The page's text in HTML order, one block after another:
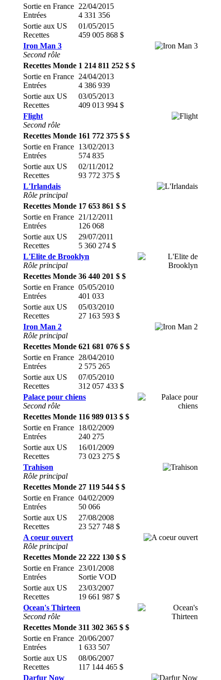
Sortie en France
Entrées
22/04/2015
4 331 356
Sortie aux US
Recettes
01/05/2015
459 005 868 $
Iron Man 3
Second rôle
Recettes Monde 1 214 811 252 $ $
Sortie en France
Entrées
24/04/2013
4 386 939
Sortie aux US
Recettes
03/05/2013
409 013 994 $
Flight
Second rôle
Recettes Monde 161 772 375 $ $
Sortie en France
Entrées
13/02/2013
574 835
Sortie aux US
Recettes
02/11/2012
93 772 375 $
L'Irlandais
Rôle principal
Recettes Monde 17 653 861 $ $
Sortie en France
Entrées
21/12/2011
126 068
Sortie aux US
Recettes
29/07/2011
5 360 274 $
L'Elite de Brooklyn
Rôle principal
Recettes Monde 36 440 201 $ $
Sortie en France
Entrées
05/05/2010
401 033
Sortie aux US
Recettes
05/03/2010
27 163 593 $
Iron Man 2
Rôle principal
Recettes Monde 621 681 076 $ $
Sortie en France
Entrées
28/04/2010
2 575 265
Sortie aux US
Recettes
07/05/2010
312 057 433 $
Palace pour chiens
Second rôle
Recettes Monde 116 989 013 $ $
Sortie en France
Entrées
18/02/2009
240 275
Sortie aux US
Recettes
16/01/2009
73 023 275 $
Trahison
Rôle principal
Recettes Monde 27 119 544 $ $
Sortie en France
Entrées
04/02/2009
50 066
Sortie aux US
Recettes
27/08/2008
23 527 748 $
A coeur ouvert
Rôle principal
Recettes Monde 22 222 130 $ $
Sortie en France
Entrées
23/01/2008
Sortie VOD
Sortie aux US
Recettes
23/03/2007
19 661 987 $
Ocean's Thirteen
Second rôle
Recettes Monde 311 302 365 $ $
Sortie en France
Entrées
20/06/2007
1 633 507
Sortie aux US
Recettes
08/06/2007
117 144 465 $
Darfur Now